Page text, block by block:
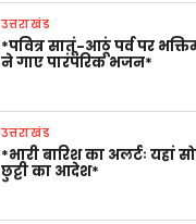
उत्तराखंड
*पवित्र सातूं-आठूं पर्व पर
ने गाए पारंपरिक भजन*
उत्तराखंड
*भारी बारिश का अलर्टः यहां
छुट्टी का आदेश*